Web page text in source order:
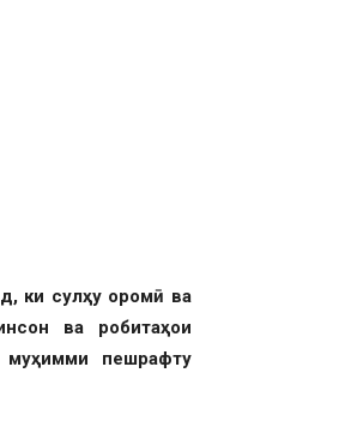
ки сулҳу оромӣ ва
ва робитаҳои
муҳимми пешрафту